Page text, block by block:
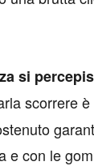
si
scorrere
e con le